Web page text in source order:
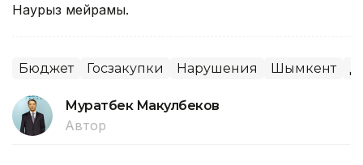
Наурыз мейрамы.
Бюджет Госзакупки Нарушения Шымкент
Муратбек Макулбеков
Автор